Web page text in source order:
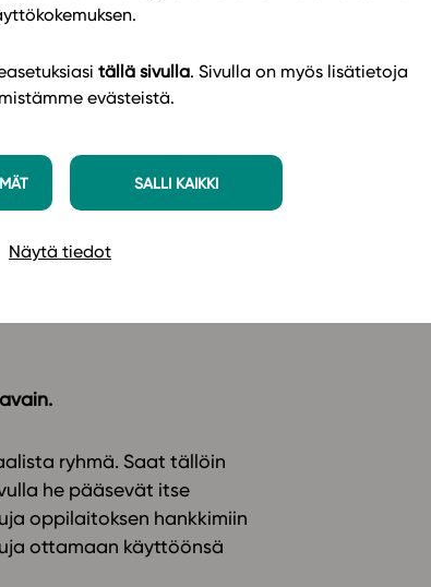
tällä sivulla. Sivulla on myös lisätietoja
evästeistä.
SALLI KAIKKI
Näytä tiedot
tunnukset
Pääset rekisteröitymään
käytössä.
sisään MPASSid:n
ryhmä. Saat tällöin
he pääsevät itse
oppilaitoksen hankkimiin
ottamaan käyttöönsä